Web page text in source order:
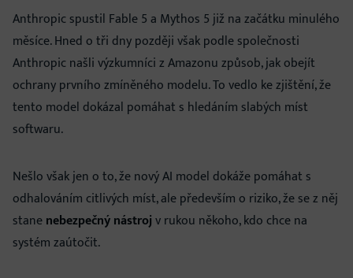
Anthropic spustil Fable 5 a Mythos 5 již na začátku minulého
měsíce. Hned o tři dny později však podle společnosti
Anthropic našli výzkumníci z Amazonu způsob, jak obejít
ochrany prvního zmíněného modelu. To vedlo ke zjištění, že
tento model dokázal pomáhat s hledáním slabých míst
softwaru.
Nešlo však jen o to, že nový AI model dokáže pomáhat s
odhalováním citlivých míst, ale především o riziko, že se z něj
stanenebezpečný nástrojv rukou někoho, kdo chce na
systém zaútočit.